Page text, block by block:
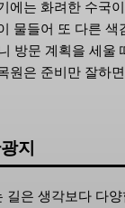
에는 화려한 수국
물들어 또 다른 색
방문 계획을 세울
원은 준비만 잘하
지
길은 생각보다 다